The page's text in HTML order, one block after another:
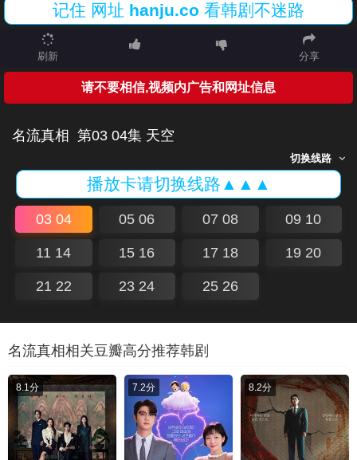
记住 网址 hanju.co 看韩剧不迷路
刷新 分享
请不要相信,视频内广告和网址信息
名流真相 第03 04集 天空
切换线路
播放卡请切换线路▲▲▲
03 04 05 06 07 08 09 10
11 14 15 16 17 18 19 20
21 22 23 24 25 26
名流真相相关豆瓣高分推荐韩剧
8.1分 7.2分 8.2分